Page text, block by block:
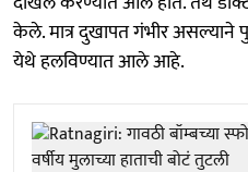
केले. मात्र दुखापत गंभीर असल्याने
येथे हलविण्यात आले आहे.